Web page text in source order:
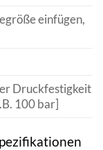
einfügen,
Druckfestigkeit
100 bar]